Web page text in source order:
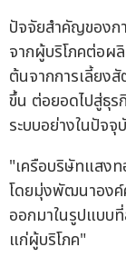
ปัจจัยสำคัญของก
จากผู้บริโภคต่อผ
ต้นจากการเลี้ย
ขึ้น ต่อยอดไปสู่ธุร
ระบบอย่างในปัจจุ
"เครือบริษัทแสง
โดยมุ่งพัฒนาองค์
ออกมาในรูปแบบ
แก่ผู้บริโภค"